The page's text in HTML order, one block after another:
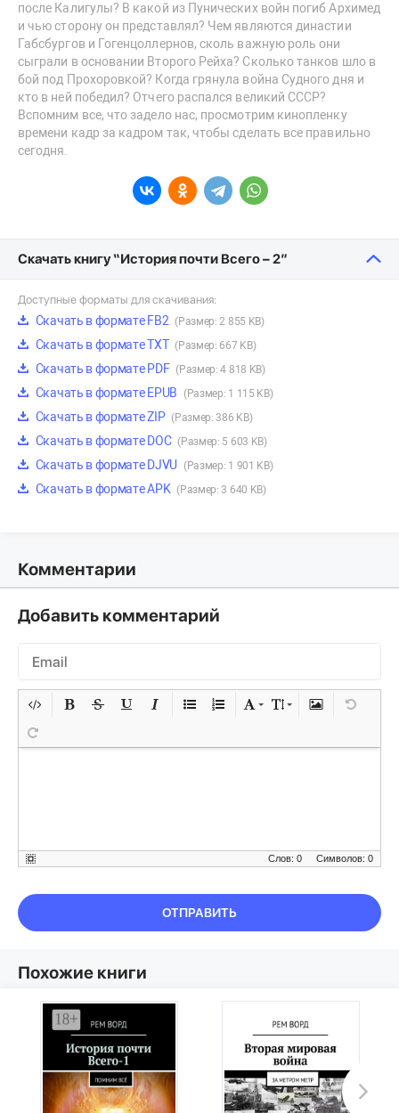
после Калигулы? В какой из Пунических войн погиб Архимед
и чью сторону он представлял? Чем являются династии
Габсбургов и Гогенцоллернов, сколь важную роль они
сыграли в основании Второго Рейха? Сколько танков шло в
бой под Прохоровкой? Когда грянула война Судного дня и
кто в ней победил? Отчего распался великий СССР?
Вспомним все, что задело нас, просмотрим кинопленку
времени кадр за кадром так, чтобы сделать все правильно
сегодня.
Скачать книгу “История почти Всего – 2”
Доступные форматы для скачивания:
Скачать в формате FB2 (Размер: 2 855 KB)
Скачать в формате TXT (Размер: 667 KB)
Скачать в формате PDF (Размер: 4 818 KB)
Скачать в формате EPUB (Размер: 1 115 KB)
Скачать в формате ZIP (Размер: 386 KB)
Скачать в формате DOC (Размер: 5 603 KB)
Скачать в формате DJVU (Размер: 1 901 KB)
Скачать в формате APK (Размер: 3 640 KB)
Комментарии
Добавить комментарий
Символов: 0
Слов: 0
ОТПРАВИТЬ
Похожие книги